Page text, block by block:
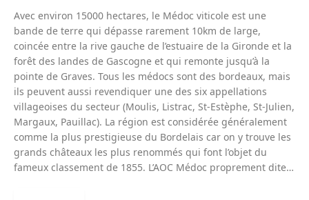
Avec environ 15000 hectares, le Médoc viticole est une
bande de terre qui dépasse rarement 10km de large,
coincée entre la rive gauche de l’estuaire de la Gironde et la
forêt des landes de Gascogne et qui remonte jusqu’à la
pointe de Graves. Tous les médocs sont des bordeaux, mais
ils peuvent aussi revendiquer une des six appellations
villageoises du secteur (Moulis, Listrac, St-Estèphe, St-Julien,
Margaux, Pauillac). La région est considérée généralement
comme la plus prestigieuse du Bordelais car on y trouve les
grands châteaux les plus renommés qui font l’objet du
fameux classement de 1855. L’AOC Médoc proprement dite…